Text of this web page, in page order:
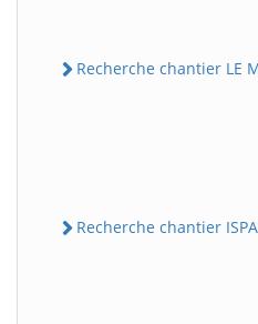
Recherche chantier LE
Recherche chantier